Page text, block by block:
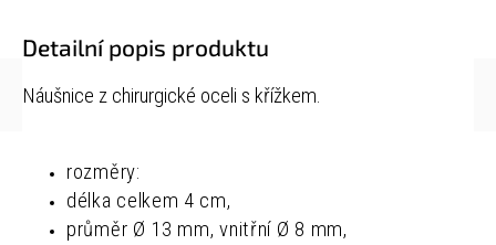
Detailní popis produktu
Náušnice z chirurgické oceli s křížkem.
rozměry:
délka celkem 4 cm,
průměr Ø 13 mm, vnitřní Ø 8 mm,